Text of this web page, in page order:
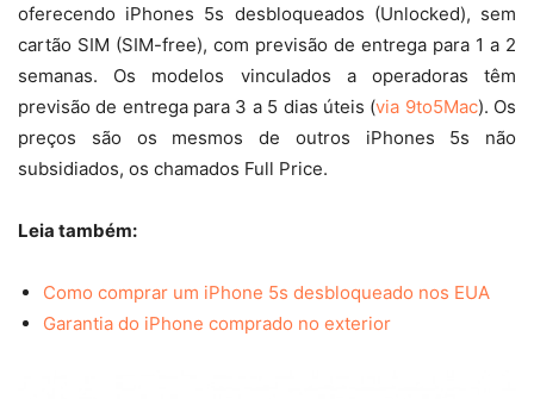
oferecendo iPhones 5s desbloqueados (Unlocked), sem
cartão SIM (SIM-free), com previsão de entrega para 1 a 2
semanas. Os modelos vinculados a operadoras têm
previsão de entrega para 3 a 5 dias úteis (via 9to5Mac). Os
preços são os mesmos de outros iPhones 5s não
subsidiados, os chamados Full Price.
Leia também:
Como comprar um iPhone 5s desbloqueado nos EUA
Garantia do iPhone comprado no exterior